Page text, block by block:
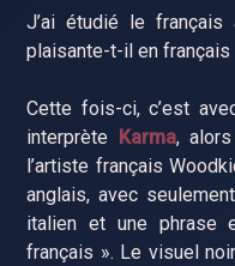
J’ai étudié le français
plaisante-t-il en français
Cette fois-ci, c’est
interprète Karma,
l’artiste français
anglais, avec
italien et une phrase
français ». Le visuel